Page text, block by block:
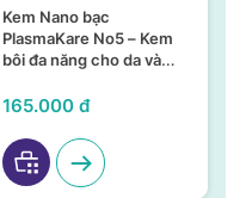
Kem Nano bạc
PlasmaKare No5 – Kem
bôi đa năng cho da và
165.000 đ